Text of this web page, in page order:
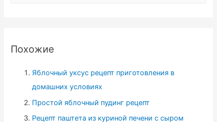
:Похожие
Яблочный уксус рецепт приготовления в
домашних условиях
Простой яблочный пудинг рецепт
Рецепт паштета из куриной печени с сыром